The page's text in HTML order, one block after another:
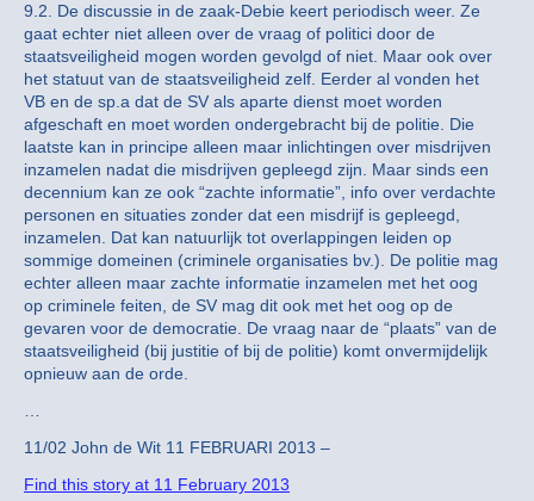
9.2. De discussie in de zaak-Debie keert periodisch weer. Ze
gaat echter niet alleen over de vraag of politici door de
staatsveiligheid mogen worden gevolgd of niet. Maar ook over
het statuut van de staatsveiligheid zelf. Eerder al vonden het
VB en de sp.a dat de SV als aparte dienst moet worden
afgeschaft en moet worden ondergebracht bij de politie. Die
laatste kan in principe alleen maar inlichtingen over misdrijven
inzamelen nadat die misdrijven gepleegd zijn. Maar sinds een
decennium kan ze ook “zachte informatie”, info over verdachte
personen en situaties zonder dat een misdrijf is gepleegd,
inzamelen. Dat kan natuurlijk tot overlappingen leiden op
sommige domeinen (criminele organisaties bv.). De politie mag
echter alleen maar zachte informatie inzamelen met het oog
op criminele feiten, de SV mag dit ook met het oog op de
gevaren voor de democratie. De vraag naar de “plaats” van de
staatsveiligheid (bij justitie of bij de politie) komt onvermijdelijk
opnieuw aan de orde.
11/02 John de Wit 11 FEBRUARI 2013 –
Find this story at 11 February 2013